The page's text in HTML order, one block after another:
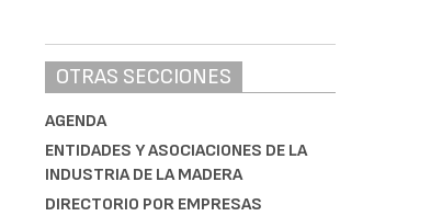
OTRAS SECCIONES
AGENDA
ENTIDADES Y ASOCIACIONES DE LA
INDUSTRIA DE LA MADERA
DIRECTORIO POR EMPRESAS